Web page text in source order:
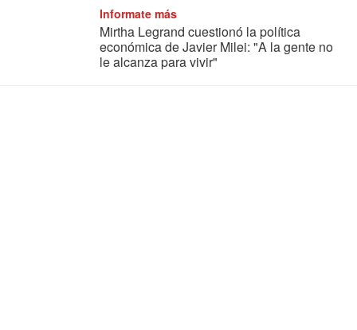
Informate más
Mirtha Legrand cuestionó la política
económica de Javier Milei: "A la gente no
le alcanza para vivir"